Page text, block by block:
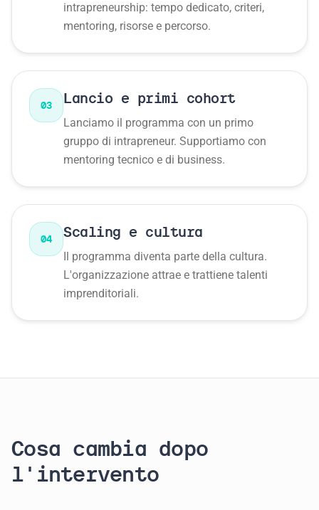
intrapreneurship: tempo dedicato, criteri,
mentoring, risorse e percorso.
03 Lancio e primi cohort
Lanciamo il programma con un primo
gruppo di intrapreneur. Supportiamo con
mentoring tecnico e di business.
04 Scaling e cultura
Il programma diventa parte della cultura.
L'organizzazione attrae e trattiene talenti
imprenditoriali.
Cosa cambia dopo
l'intervento